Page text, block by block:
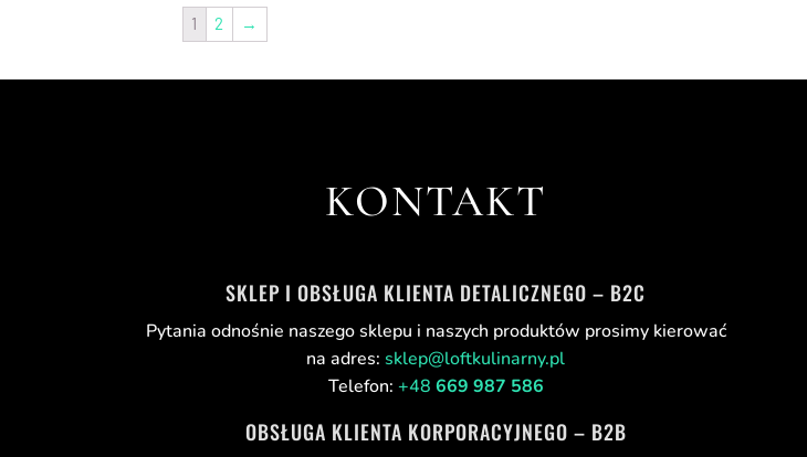
1 2 →
KONTAKT
SKLEP I OBSŁUGA KLIENTA DETALICZNEGO – B2C
Pytania odnośnie naszego sklepu i naszych produktów prosimy kierować
na adres: sklep@loftkulinarny.pl
Telefon: +48 669 987 586
OBSŁUGA KLIENTA KORPORACYJNEGO – B2B